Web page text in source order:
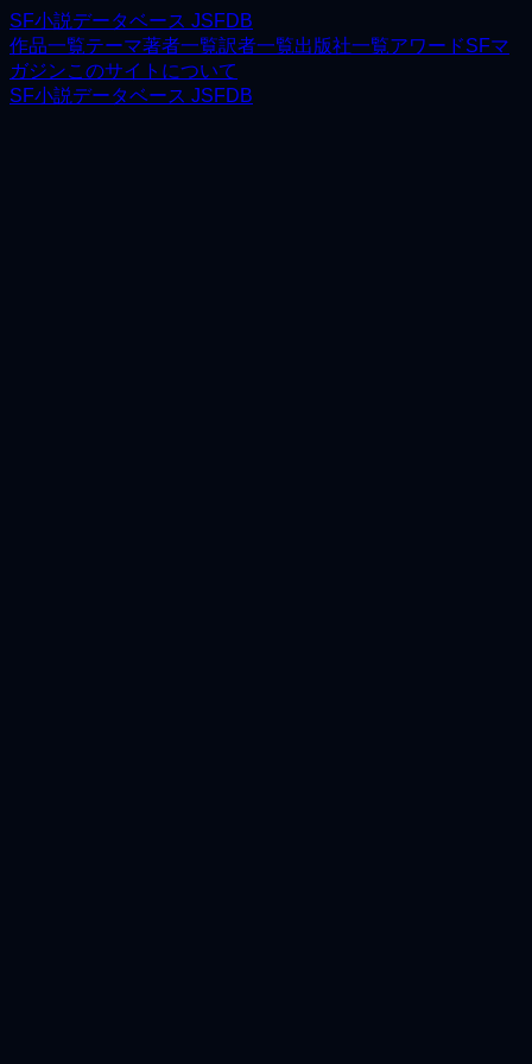
SF小説データベース JSFDB
作品一覧テーマ著者一覧訳者一覧出版社一覧アワードSFマ
ガジンこのサイトについて
SF小説データベース JSFDB